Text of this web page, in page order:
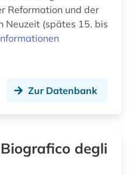
geschichte 1000-2000 (1)
geschichte 1025-1150 (1)
geschichte 1093-1314 (1)
Reformation und der
Neuzeit (spätes 15. bis
Zur Datenbank
degli